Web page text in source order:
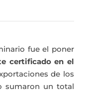
fue el poner
certificado en el
de los
sumaron un total